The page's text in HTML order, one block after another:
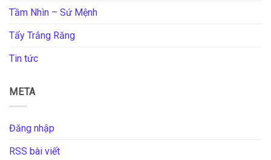
Tầm Nhìn – Sứ Mệnh
Tẩy Trắng Răng
Tin tức
META
Đăng nhập
RSS bài viết